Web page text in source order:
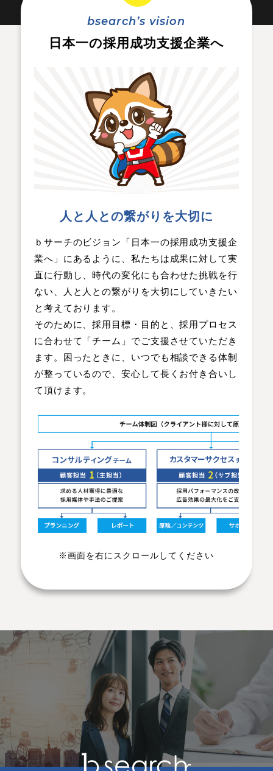
bsearch’s vision
日本一の採用成功支援企業へ
人と人との繋がりを大切に
ｂサーチのビジョン「日本一の採用成功支援企
業へ」にあるように、私たちは成果に対して実
直に行動し、時代の変化にも合わせた挑戦を行
ない、人と人との繋がりを大切にしていきたい
と考えております。
そのために、採用目標・目的と、採用プロセス
に合わせて「チーム」でご支援させていただき
ます。困ったときに、いつでも相談できる体制
が整っているので、安心して長くお付き合いし
て頂けます。
※画面を右にスクロールしてください